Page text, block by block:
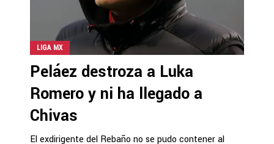
LIGA MX
Peláez destroza a Luka
Romero y ni ha llegado a
Chivas
El exdirigente del Rebaño no se pudo contener al